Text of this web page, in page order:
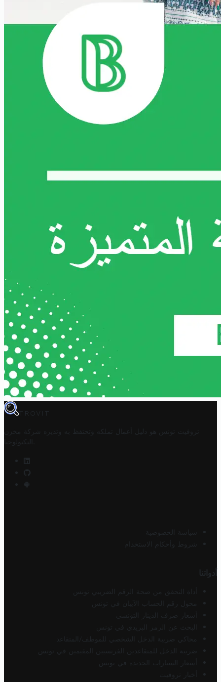
TROVIT
تروفيت تونس هو دليل أعمال تملكه وتحتفظ به وتديره
شركة مخزن
التكنولوجيا
سياسة الخصوصية
شروط وأحكام الاستخدام
أدواتنا
أداة التحقق من صحة الرقم الضريبي تونس
محول رقم الحساب الآيبان في تونس
أسعار صرف الدينار التونسي
البحث عن الرمز البريدي في تونس
محاكي ضريبة الدخل الشخصي للموظف/المتقاعد
ضريبة الدخل للمتقاعدين الفرنسيين المقيمين في تونس
أسعار السيارات الجديدة في تونس
أخبار تروفيت